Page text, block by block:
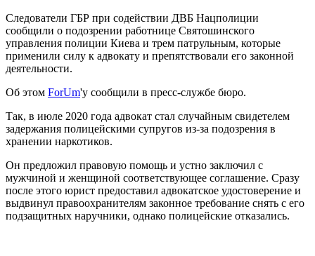
Следователи ГБР при содействии ДВБ Нацполиции
сообщили о подозрении работнице Святошинского
управления полиции Киева и трем патрульным, которые
применили силу к адвокату и препятствовали его законной
деятельности.
Об этом ForUm'у сообщили в пресс-службе бюро.
Так, в июле 2020 года адвокат стал случайным свидетелем
задержания полицейскими супругов из-за подозрения в
хранении наркотиков.
Он предложил правовую помощь и устно заключил с
мужчиной и женщиной соответствующее соглашение. Сразу
после этого юрист предоставил адвокатское удостоверение и
выдвинул правоохранителям законное требование снять с его
подзащитных наручники, однако полицейские отказались.